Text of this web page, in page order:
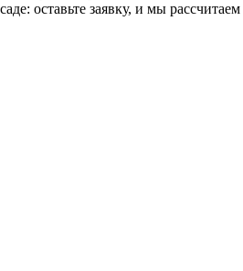
оставьте заявку, и мы